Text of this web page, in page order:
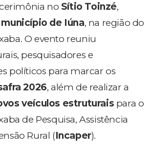
no Sítio Toinzé,
município de Iúna, na região do
O evento reuniu
pesquisadores e
políticos para marcar os
2026, além de realizar a
veículos estruturais para o
de Pesquisa, Assistência
Rural (Incaper).